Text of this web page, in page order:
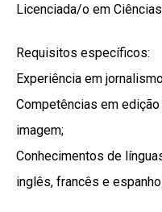
Licenciada/o em
Requisitos específicos:
Experiência em
Competências em
imagem;
Conhecimentos de
inglês, francês e